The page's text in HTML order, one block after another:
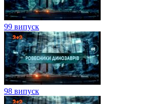
99 випуск
98 випуск